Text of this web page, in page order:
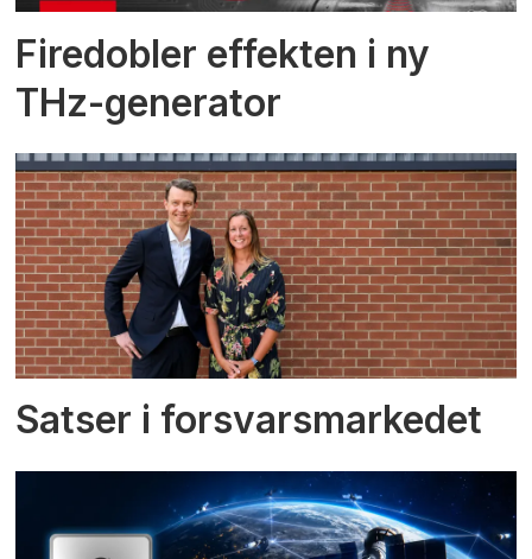
Firedobler effekten i ny
THz-generator
Satser i forsvarsmarkedet